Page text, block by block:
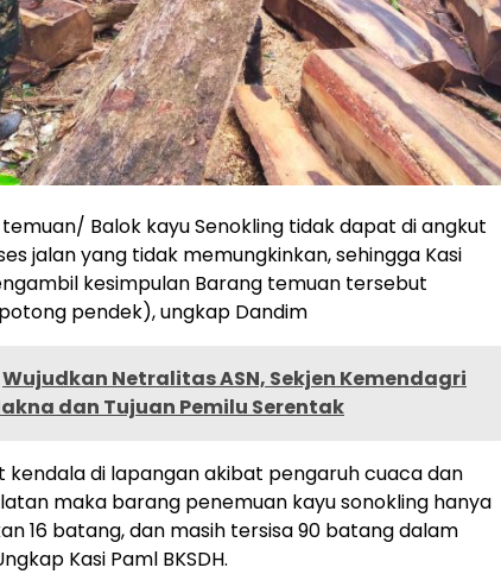
Balok kayu Senokling tidak dapat di angkut
jalan yang tidak memungkinkan, sehingga Kasi
kesimpulan Barang temuan tersebut
pendek), ungkap Dandim
Wujudkan Netralitas ASN, Sekjen Kemendagri
dan Tujuan Pemilu Serentak
kendala di lapangan akibat pengaruh cuaca dan
maka barang penemuan kayu sonokling hanya
16 batang, dan masih tersisa 90 batang dalam
Kasi Paml BKSDH.